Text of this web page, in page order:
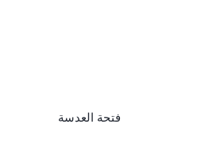
فتحة العدسة